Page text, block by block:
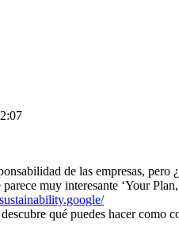
de las empresas,
muy interesante ‘Your
qué puedes hacer como